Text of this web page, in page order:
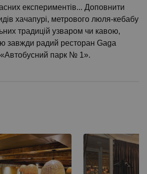
експериментів... Доповнити
хачапурі, метрового люля-кебабу
традицій узваром чи кавою,
завжди радий ресторан Gaga
«Автобусний парк № 1».